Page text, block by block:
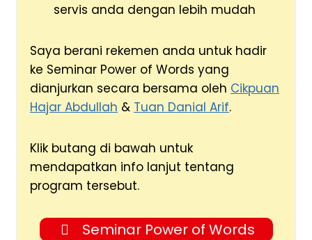
servis anda dengan lebih mudah
Saya berani rekemen anda untuk hadir
ke Seminar Power of Words yang
dianjurkan secara bersama oleh Cikpuan
Hajar Abdullah & Tuan Danial Arif.
Klik butang di bawah untuk
mendapatkan info lanjut tentang
program tersebut.
Seminar Power of Words